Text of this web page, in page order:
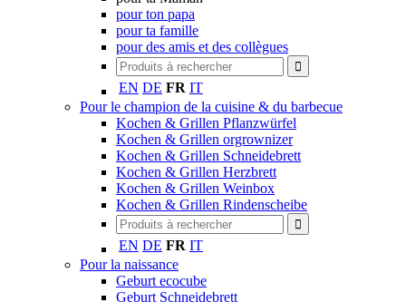
pour ton papa
pour ta famille
pour des amis et des collègues
EN DE FR IT
Pour le champion de la cuisine & du barbecue
Kochen & Grillen Pflanzwürfel
Kochen & Grillen orgrownizer
Kochen & Grillen Schneidebrett
Kochen & Grillen Herzbrett
Kochen & Grillen Weinbox
Kochen & Grillen Rindenscheibe
EN DE FR IT
Pour la naissance
Geburt ecocube
Geburt Schneidebrett